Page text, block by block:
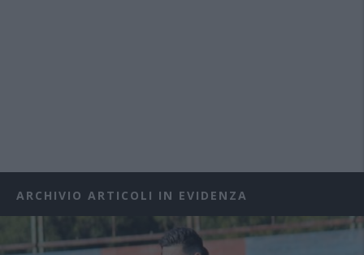
ARCHIVIO ARTICOLI IN EVIDENZA